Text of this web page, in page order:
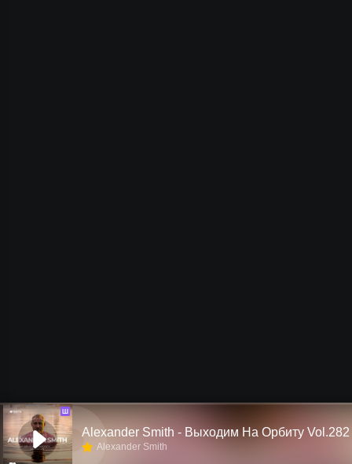
Ш
Alexander Smith - Выходим На Орбиту Vol.282
Alexander Smith